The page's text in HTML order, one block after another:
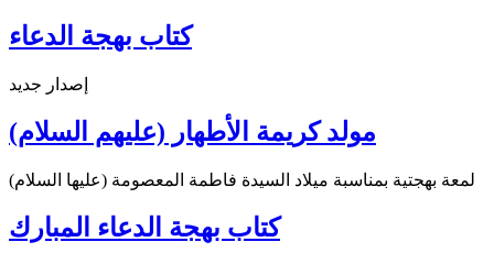
كتاب بهجة الدعاء
إصدار جديد
مولد كريمة الأطهار (عليهم السلام)
لمعة بهجتية بمناسبة ميلاد السيدة فاطمة المعصومة (عليها السلام)
كتاب بهجة الدعاء المبارك